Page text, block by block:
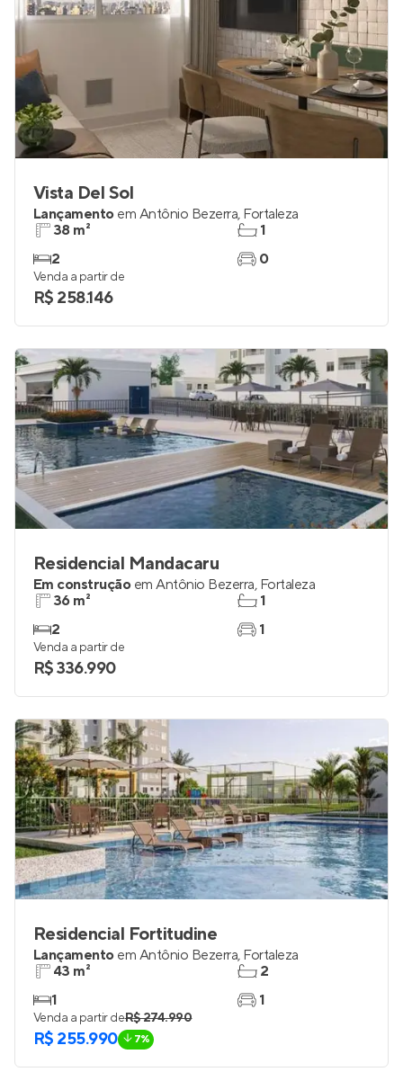
Vista Del Sol
Lançamento em Antônio Bezerra, Fortaleza
38 m²
2
1
0
Venda a partir de
R$ 258.146
Residencial Mandacaru
Em construção em Antônio Bezerra, Fortaleza
36 m²
2
1
1
Venda a partir de
R$ 336.990
Residencial Fortitudine
Lançamento em Antônio Bezerra, Fortaleza
43 m²
1
2
1
Venda a partir deR$ 274.990
R$ 255.990 7%